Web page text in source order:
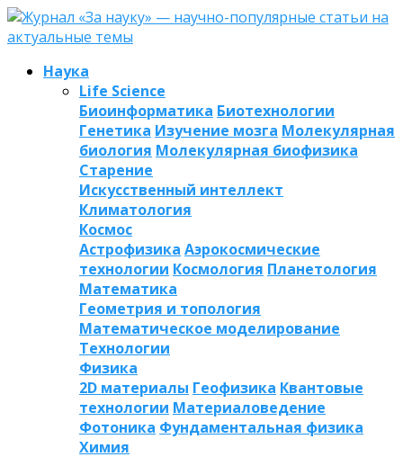
Наука
Life Science
Биоинформатика Биотехнологии
Генетика Изучение мозга Молекулярная
биология Молекулярная биофизика
Старение
Искусственный интеллект
Климатология
Космос
Астрофизика Аэрокосмические
технологии Космология Планетология
Математика
Геометрия и топология
Математическое моделирование
Технологии
Физика
2D материалы Геофизика Квантовые
технологии Материаловедение
Фотоника Фундаментальная физика
Химия